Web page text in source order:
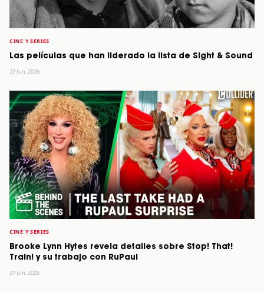
CINE Y SERIES
Las películas que han liderado la lista de Sight & Sound
27 Jun, 2026
CINE Y SERIES
Brooke Lynn Hytes revela detalles sobre Stop! That!
Train! y su trabajo con RuPaul
27 Jun, 2026